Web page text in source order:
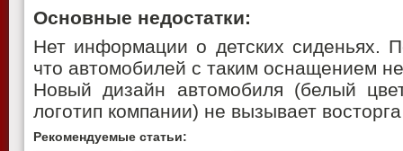
Основные недостатки:
Нет информации о детских сиденьях.
что автомобилей с таким оснащением
Новый дизайн автомобиля (белый
логотип компании) не вызывает
Рекомендуемые статьи: